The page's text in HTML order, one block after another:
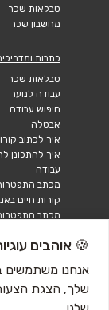
טבלאות שכר
מחשבון שכר
כתבות
טבלאות שכר
עבודה לנוער
חיפוש עבודה
אבטלה
איך לכתוב
איך להתכונן
עבודה
מכתב
קורות חיים
מכתב
🍪 אוהבים
שלך, הצגת